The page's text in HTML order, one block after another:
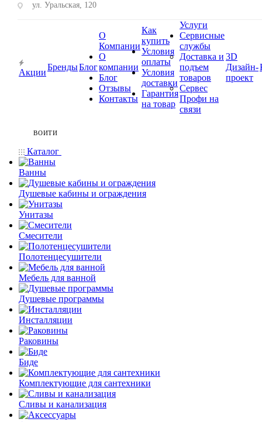
ул. Уральская, 120
Акции
БрендыБлог
О
Компании
О
компании
Блог
Отзывы
Контакты
Как
купить
Условия
оплаты
Условия
доставки
Гарантия
на товар
Услуги
Сервисные
службы
Доставка и
подъем
товаров
Сервес
Профи на
связи
3D
Дизайн-
проект
ВОЙТИ
Каталог
Ванны
Душевые кабины и ограждения
Унитазы
Смесители
Полотенцесушители
Мебель для ванной
Душевые программы
Инсталляции
Раковины
Биде
Комплектующие для сантехники
Сливы и канализация